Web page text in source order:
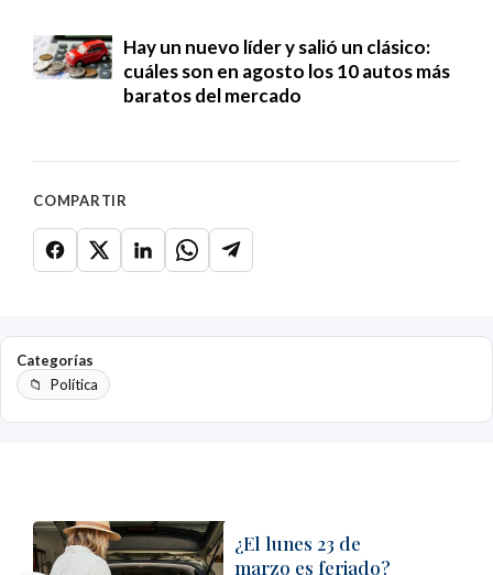
Hay un nuevo líder y salió un clásico:
cuáles son en agosto los 10 autos más
baratos del mercado
COMPARTIR
Categorías
Política
¿El lunes 23 de
marzo es feriado?